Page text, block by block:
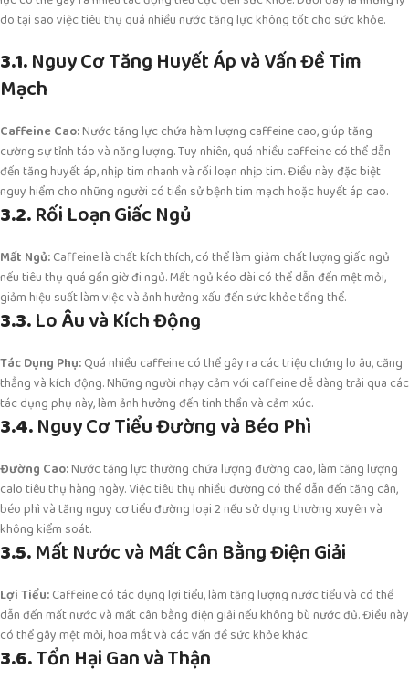
do tại sao việc tiêu thụ quá nhiều nước tăng lực không tốt cho sức khỏe.
3.1.Nguy Cơ Tăng Huyết Áp và Vấn Đề Tim
Mạch
Caffeine Cao:Nước tăng lực chứa hàm lượng caffeine cao, giúp tăng
cường sự tỉnh táo và năng lượng. Tuy nhiên, quá nhiều caffeine có thể dẫn
đến tăng huyết áp, nhịp tim nhanh và rối loạn nhịp tim. Điều này đặc biệt
nguy hiểm cho những người có tiền sử bệnh tim mạch hoặc huyết áp cao.
3.2.Rối Loạn Giấc Ngủ
Mất Ngủ:Caffeine là chất kích thích, có thể làm giảm chất lượng giấc ngủ
nếu tiêu thụ quá gần giờ đi ngủ. Mất ngủ kéo dài có thể dẫn đến mệt mỏi,
giảm hiệu suất làm việc và ảnh hưởng xấu đến sức khỏe tổng thể.
3.3.Lo Âu và Kích Động
Tác Dụng Phụ:Quá nhiều caffeine có thể gây ra các triệu chứng lo âu, căng
thẳng và kích động. Những người nhạy cảm với caffeine dễ dàng trải qua các
tác dụng phụ này, làm ảnh hưởng đến tinh thần và cảm xúc.
3.4.Nguy Cơ Tiểu Đường và Béo Phì
Đường Cao:Nước tăng lực thường chứa lượng đường cao, làm tăng lượng
calo tiêu thụ hàng ngày. Việc tiêu thụ nhiều đường có thể dẫn đến tăng cân,
béo phì và tăng nguy cơ tiểu đường loại 2 nếu sử dụng thường xuyên và
không kiểm soát.
3.5.Mất Nước và Mất Cân Bằng Điện Giải
Lợi Tiểu:Caffeine có tác dụng lợi tiểu, làm tăng lượng nước tiểu và có thể
dẫn đến mất nước và mất cân bằng điện giải nếu không bù nước đủ. Điều này
có thể gây mệt mỏi, hoa mắt và các vấn đề sức khỏe khác.
3.6.Tổn Hại Gan và Thận